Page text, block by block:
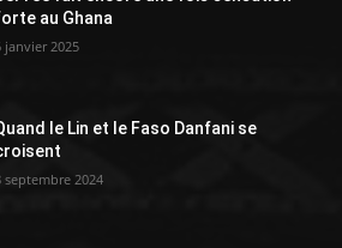
au Ghana
janvier 2025
le Lin et le Faso Danfani se
septembre 2024